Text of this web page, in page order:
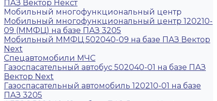
ПАЗ Вектор Некст
Мобильный многофункциональный центр
Мобильный многофункциональный центр 120210-
09 (ММФЦ) на базе ПАЗ 3205
Мобильный ММФЦ 502040-09 на базе ПАЗ Вектор
Next
Спецавтомобили МЧС
Газоспасательный автобус 502040-01 на базе ПАЗ
Вектор Next
Газоспасательный автомобиль 120210-01 на базе
ПАЗ 3205